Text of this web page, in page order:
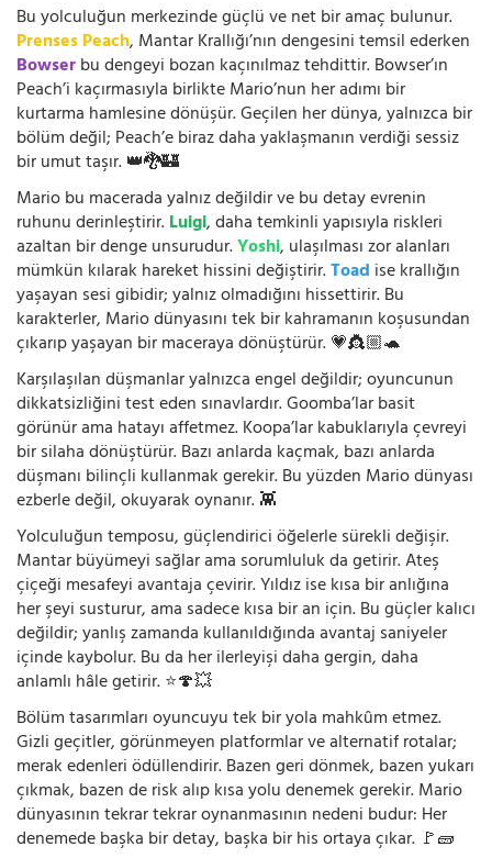
Bu yolculuğun merkezinde güçlü ve net bir amaç bulunur.
Prenses Peach, Mantar Krallığı’nın dengesini temsil ederken
Bowserbu dengeyi bozan kaçınılmaz tehdittir. Bowser’ın
Peach’i kaçırmasıyla birlikte Mario’nun her adımı bir
kurtarma hamlesine dönüşür. Geçilen her dünya, yalnızca bir
bölüm değil; Peach’e biraz daha yaklaşmanın verdiği sessiz
bir umut taşır. 👑🐉🏰
Mario bu macerada yalnız değildir ve bu detay evrenin
ruhunu derinleştirir.Luigi, daha temkinli yapısıyla riskleri
azaltan bir denge unsurudur.Yoshi, ulaşılması zor alanları
mümkün kılarak hareket hissini değiştirir.Toad ise krallığın
yaşayan sesi gibidir; yalnız olmadığını hissettirir. Bu
karakterler, Mario dünyasını tek bir kahramanın koşusundan
çıkarıp yaşayan bir maceraya dönüştürür. 💗👸🏼🐢
Karşılaşılan düşmanlar yalnızca engel değildir; oyuncunun
dikkatsizliğini test eden sınavlardır. Goomba’lar basit
görünür ama hatayı affetmez. Koopa’lar kabuklarıyla çevreyi
bir silaha dönüştürür. Bazı anlarda kaçmak, bazı anlarda
düşmanı bilinçli kullanmak gerekir. Bu yüzden Mario dünyası
ezberle değil, okuyarak oynanır. 👾
Yolculuğun temposu, güçlendirici öğelerle sürekli değişir.
Mantar büyümeyi sağlar ama sorumluluk da getirir. Ateş
çiçeği mesafeyi avantaja çevirir. Yıldız ise kısa bir anlığına
her şeyi susturur, ama sadece kısa bir an için. Bu güçler kalıcı
değildir; yanlış zamanda kullanıldığında avantaj saniyeler
içinde kaybolur. Bu da her ilerleyişi daha gergin, daha
anlamlı hâle getirir. ⭐🍄💥
Bölüm tasarımları oyuncuyu tek bir yola mahkûm etmez.
Gizli geçitler, görünmeyen platformlar ve alternatif rotalar;
merak edenleri ödüllendirir. Bazen geri dönmek, bazen yukarı
çıkmak, bazen de risk alıp kısa yolu denemek gerekir. Mario
dünyasının tekrar tekrar oynanmasının nedeni budur: Her
denemede başka bir detay, başka bir his ortaya çıkar. 🚩🧱